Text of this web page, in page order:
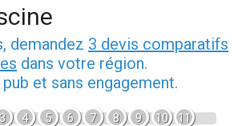
demandez 3 devis comparatifs
dans votre région.
et sans engagement.
3 4 5 6 7 8 9 10 11